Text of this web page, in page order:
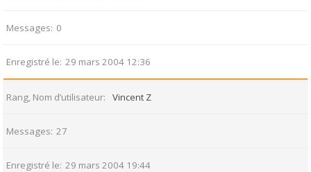
Messages 0
Enregistré le 29 mars 2004 12:36
Rang, Nom d’utilisateur Vincent Z
Messages 27
Enregistré le 29 mars 2004 19:44